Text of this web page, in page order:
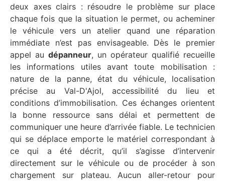
deux axes clairs : résoudre le problème sur place
chaque fois que la situation le permet, ou acheminer
le véhicule vers un atelier quand une réparation
immédiate n’est pas envisageable. Dès le premier
appel au dépanneur, un opérateur qualifié recueille
les informations utiles avant toute mobilisation :
nature de la panne, état du véhicule, localisation
précise au Val-D'Ajol, accessibilité du lieu et
conditions d’immobilisation. Ces échanges orientent
la bonne ressource sans délai et permettent de
communiquer une heure d’arrivée fiable. Le technicien
qui se déplace emporte le matériel correspondant à
ce qui a été décrit, qu’il s’agisse d’intervenir
directement sur le véhicule ou de procéder à son
chargement sur plateau. Aucun aller-retour pour